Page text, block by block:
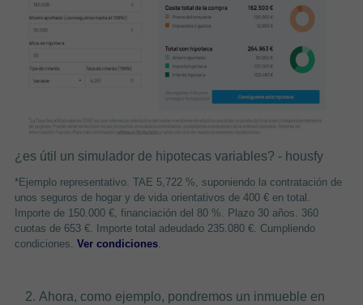
¿es útil un simulador de hipotecas variables? - housfy
*Ejemplo representativo. TAE 5,722 %, suponiendo la contratación de
unos seguros de hogar y de vida orientativos de 400 € en total.
Importe de 150.000 €, financiación del 80 %. Plazo 30 años. 360
cuotas de 653 €. Importe total adeudado 235.080 €. Cumpliendo
condiciones. Ver condiciones.
Ahora, como ejemplo, pondremos un inmueble en